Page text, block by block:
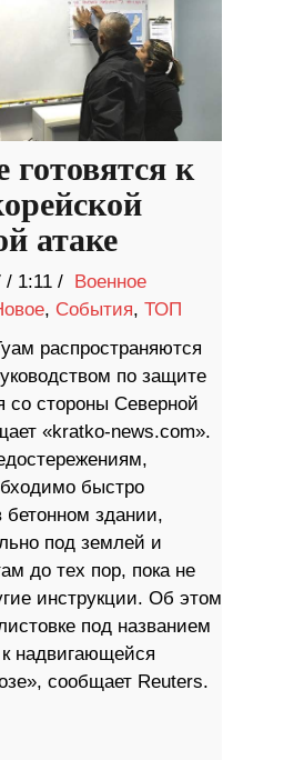
готовятся к
атаке
/ 1:11 / Военное
, События, ТОП
распространяются
по защите
со стороны Северной
«kratko-news.com».
быстро
бетонном здании,
под землей и
до тех пор, пока не
инструкции. Об этом
под названием
к надвигающейся
сообщает Reuters.